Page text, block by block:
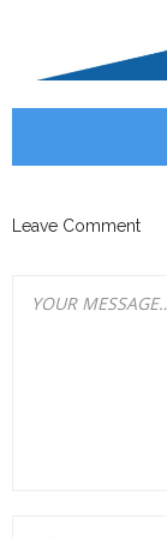
Leave Comment